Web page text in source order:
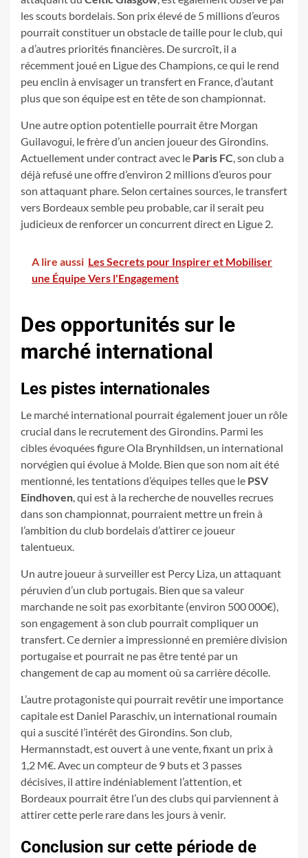
les scouts bordelais. Son prix élevé de 5 millions d’euros
pourrait constituer un obstacle de taille pour le club, qui
a d’autres priorités financières. De surcroît, il a
récemment joué en Ligue des Champions, ce qui le rend
peu enclin à envisager un transfert en France, d’autant
plus que son équipe est en tête de son championnat.
Une autre option potentielle pourrait être Morgan
Guilavogui, le frère d’un ancien joueur des Girondins.
Actuellement under contract avec le Paris FC, son club a
déjà refusé une offre d’environ 2 millions d’euros pour
son attaquant phare. Selon certaines sources, le transfert
vers Bordeaux semble peu probable, car il serait peu
judicieux de renforcer un concurrent direct en Ligue 2.
A lire aussi Les Secrets pour Inspirer et Mobiliser
une Équipe Vers l'Engagement
Des opportunités sur le
marché international
Les pistes internationales
Le marché international pourrait également jouer un rôle
crucial dans le recrutement des Girondins. Parmi les
cibles évoquées figure Ola Brynhildsen, un international
norvégien qui évolue à Molde. Bien que son nom ait été
mentionné, les tentations d’équipes telles que le PSV
Eindhoven, qui est à la recherche de nouvelles recrues
dans son championnat, pourraient mettre un frein à
l’ambition du club bordelais d’attirer ce joueur
talentueux.
Un autre joueur à surveiller est Percy Liza, un attaquant
péruvien d’un club portugais. Bien que sa valeur
marchande ne soit pas exorbitante (environ 500 000€),
son engagement à son club pourrait compliquer un
transfert. Ce dernier a impressionné en première division
portugaise et pourrait ne pas être tenté par un
changement de cap au moment où sa carrière décolle.
L’autre protagoniste qui pourrait revêtir une importance
capitale est Daniel Paraschiv, un international roumain
qui a suscité l’intérêt des Girondins. Son club,
Hermannstadt, est ouvert à une vente, fixant un prix à
1,2 M€. Avec un compteur de 9 buts et 3 passes
décisives, il attire indéniablement l’attention, et
Bordeaux pourrait être l’un des clubs qui parviennent à
attirer cette perle rare dans les jours à venir.
Conclusion sur cette période de